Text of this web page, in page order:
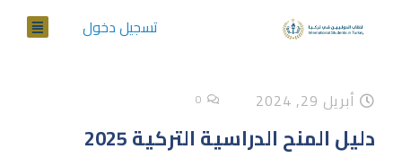
تسجيل دخول
أبريل 29, 2024 0
دليل المنح الدراسية التركية 2025